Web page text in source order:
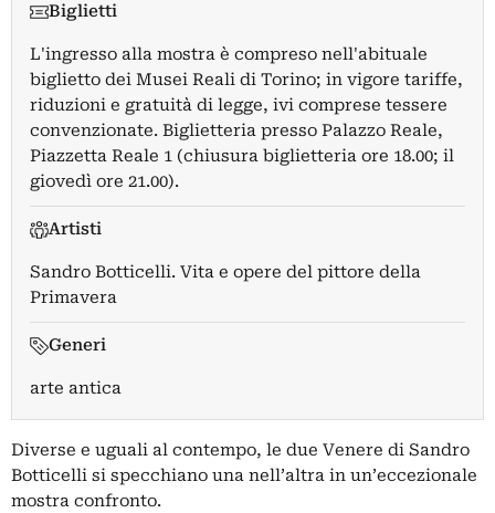
Biglietti
L'ingresso alla mostra è compreso nell'abituale
biglietto dei Musei Reali di Torino; in vigore tariffe,
riduzioni e gratuità di legge, ivi comprese tessere
convenzionate. Biglietteria presso Palazzo Reale,
Piazzetta Reale 1 (chiusura biglietteria ore 18.00; il
giovedì ore 21.00).
Artisti
Sandro Botticelli. Vita e opere del pittore della
Primavera
Generi
arte antica
Diverse e uguali al contempo, le due Venere di Sandro
Botticelli si specchiano una nell’altra in un’eccezionale
mostra confronto.